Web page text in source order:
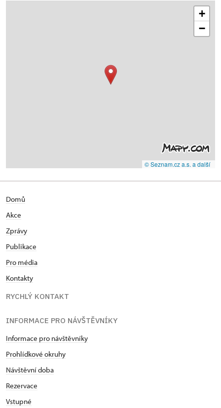
+
−
© Seznam.cz a.s. a další
Domů
Akce
Zprávy
Publikace
Pro média
Kontakty
RYCHLÝ KONTAKT
INFORMACE PRO NÁVŠTĚVNÍKY
Informace pro návštěvníky
Prohlídkové okruhy
Návštěvní doba
Rezervace
Vstupné